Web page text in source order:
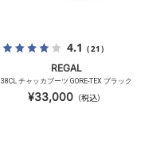
4.1 （21）
REGAL
38CL チャッカブーツ GORE-TEX ブラック
¥33,000（税込）